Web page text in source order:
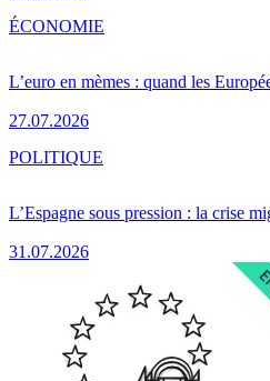
L’euro en mèmes : quand les
27.07.2026
ÉCONOMIE
L’Espagne sous pression : la crise
31.07.2026
POLITIQUE